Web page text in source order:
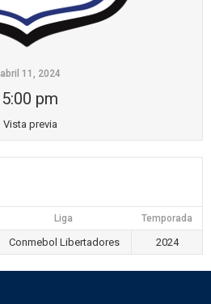
abril 11, 2024
5:00 pm
Vista previa
Liga Temporada
Conmebol Libertadores 2024